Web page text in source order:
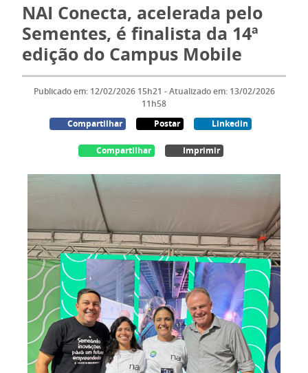
NAI Conecta, acelerada pelo
Sementes, é finalista da 14ª
edição do Campus Mobile
Publicado em: 12/02/2026 15h21 - Atualizado em: 13/02/2026
11h58
Compartilhar
Postar Linkedin
Compartilhar Imprimir